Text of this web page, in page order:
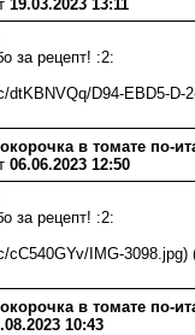
19.03.2023 13:11
за рецепт! :2:
D94-EBD5-D-
в томате по-
06.06.2023 12:50
за рецепт! :2:
cC540GYv/IMG-
в томате по-
10:43